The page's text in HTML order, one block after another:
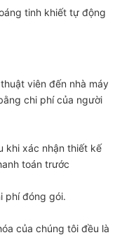
viên đến nhà máy
chi phí của người
khi xác nhận thiết kế
toán trước
phí đóng gói.
của chúng tôi đều là